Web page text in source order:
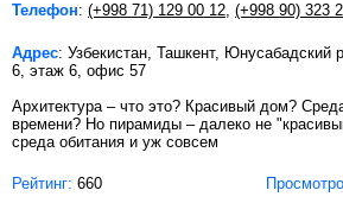
Телефон: (+998 71) 129 00 12, (+998 90) 323
Адрес: Узбекистан, Ташкент, Юнусабадский
6, этаж 6, офис 57
Архитектура – что это? Красивый дом?
времени? Но пирамиды – далеко не
среда обитания и уж совсем
Рейтинг: 660